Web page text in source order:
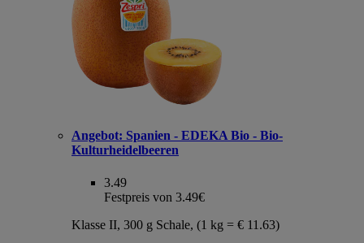
Angebot: Spanien - EDEKA Bio - Bio-
Kulturheidelbeeren
3.49
Festpreis von 3.49€
Klasse II, 300 g Schale, (1 kg = € 11.63)